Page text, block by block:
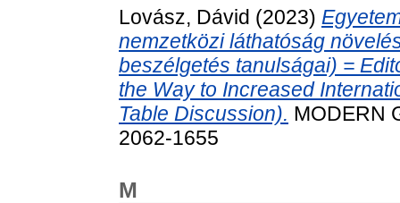
Lovász, Dávid (2023)
nemzetközi láthatóság
beszélgetés tanulságai) =
the Way to Increased
Table Discussion). MODERN
2062-1655
M